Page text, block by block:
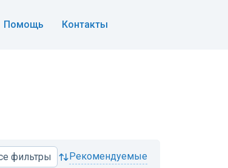
Помощь Контакты
фильтры рекомендуемые